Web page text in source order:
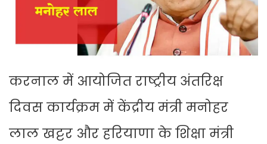
करनाल में आयोजित राष्ट्रीय अंतरिक्ष
दिवस कार्यक्रम में केंद्रीय मंत्री मनोहर
लाल खट्टर और हरियाणा के शिक्षा मंत्री